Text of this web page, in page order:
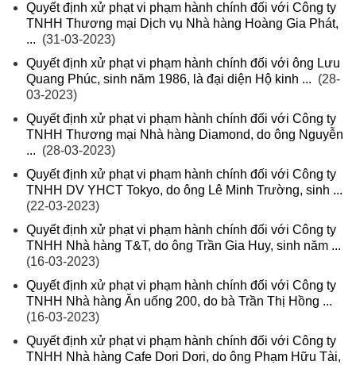
Quyết định xử phạt vi phạm hành chính đối với Công ty
TNHH Thương mại Dịch vụ Nhà hàng Hoàng Gia Phát,
... (31-03-2023)
Quyết định xử phạt vi phạm hành chính đối với ông Lưu
Quang Phúc, sinh năm 1986, là đại diện Hộ kinh ... (28-
03-2023)
Quyết định xử phạt vi phạm hành chính đối với Công ty
TNHH Thương mại Nhà hàng Diamond, do ông Nguyễn
... (28-03-2023)
Quyết định xử phạt vi phạm hành chính đối với Công ty
TNHH DV YHCT Tokyo, do ông Lê Minh Trường, sinh ...
(22-03-2023)
Quyết định xử phạt vi phạm hành chính đối với Công ty
TNHH Nhà hàng T&T, do ông Trần Gia Huy, sinh năm ...
(16-03-2023)
Quyết định xử phạt vi phạm hành chính đối với Công ty
TNHH Nhà hàng Ăn uống 200, do bà Trần Thị Hồng ...
(16-03-2023)
Quyết định xử phạt vi phạm hành chính đối với Công ty
TNHH Nhà hàng Cafe Dori Dori, do ông Phạm Hữu Tài,